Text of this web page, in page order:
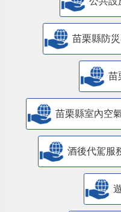
苗栗縣防
苗
苗栗縣室內空
酒後代駕服